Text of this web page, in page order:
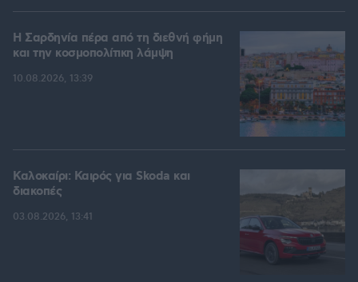
Η Σαρδηνία πέρα από τη διεθνή φήμη
και την κοσμοπολίτικη λάμψη
10.08.2026, 13:39
Καλοκαίρι: Καιρός για Skoda και
διακοπές
03.08.2026, 13:41